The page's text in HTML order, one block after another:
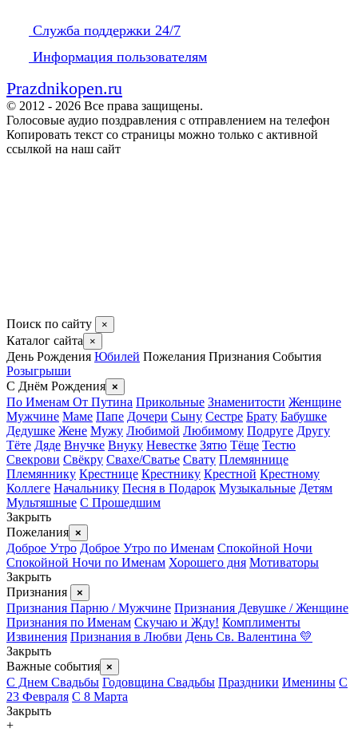
Служба поддержки 24/7
Информация пользователям
Prazdnikopen.ru
© 2012 - 2026 Все права защищены.
Голосовые аудио поздравления с отправлением на телефон
Копировать текст со страницы можно только с активной
ссылкой на наш сайт
Поиск по сайту ×
Каталог сайта ×
День Рождения Юбилей Пожелания Признания События
Розыгрыши
С Днём Рождения ×
По Именам От Путина Прикольные Знаменитости Женщине
Мужчине Маме Папе Дочери Сыну Сестре Брату Бабушке
Дедушке Жене Мужу Любимой Любимому Подруге Другу
Тёте Дяде Внучке Внуку Невестке Зятю Тёще Тестю
Свекрови Свёкру Свахе/Сватье Свату Племяннице
Племяннику Крестнице Крестнику Крестной Крестному
Коллеге Начальнику Песня в Подарок Музыкальные Детям
Мультяшные С Прошедшим
Закрыть
Пожелания ×
Доброе Утро Доброе Утро по Именам Спокойной Ночи
Спокойной Ночи по Именам Хорошего дня Мотиваторы
Закрыть
Признания
×
Признания Парню / Мужчине Признания Девушке / Женщине
Признания по Именам Скучаю и Жду! Комплименты
Извинения Признания в Любви День Св. Валентина 💛
Закрыть
Важные события ×
С Днем Свадьбы Годовщина Свадьбы Праздники Именины С
23 Февраля С 8 Марта
Закрыть
+